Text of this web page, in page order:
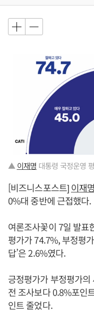
▲ 이재명 대통령 국정운영
[비즈니스포스트]이재명
0%대 중반에 근접했다.
여론조사꽃이 7일 발표
평가가 74.7%, 부정평
답’은 2.6%였다.
긍정평가가 부정평가
전 조사보다 0.8%포인
인트 줄었다.